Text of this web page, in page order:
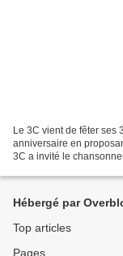
Le 3C vient de fêter ses
anniversaire en
3C a invité le
Hébergé par
Top articles
Pages